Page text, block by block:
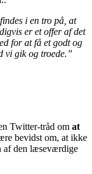
i en tro på, at
er et offer af det
for at få et godt og
vi gik og troede.”
Twitter-tråd om at
bevidst om, at ikke
af den læseværdige